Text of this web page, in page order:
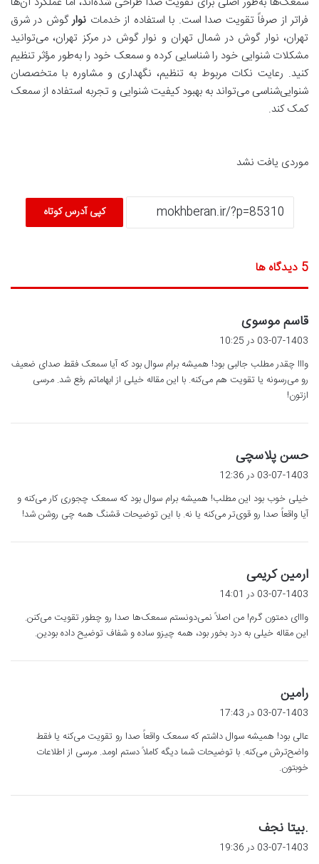
فراتر از صرفاً تقویت صدا است. با استفاده از خدمات نوارگوش در شرق
تهران، نوار گوش در شمال تهران و نوار گوش در مرکز تهران، می‌توانید
مشکلات شنوایی خود را شناسایی کرده و سمعک خود را به‌طور مؤثر تنظیم
کنید. رعایت نکات مربوط به تنظیم، نگهداری و مشاوره با متخصصان
شنوایی‌شناسی می‌تواند به بهبود کیفیت شنوایی و تجربه استفاده از سمعک
کمک کند.
موردی یافت نشد
کپی آدرس کوتاه
‫5 دیدگاه ها
قاسم موسوی
ف
:
03-07-1403 در 10:25
وااا چقدر مطلب جالبی بود! همیشه برام سوال بود که آیا سمعک فقط صدای ضعیف
رو می‌رسونه یا تقویت هم می‌کنه. با این مقاله خیلی از ابهاماتم رفع شد. مرسی
ازتون!
حسن پلاسچی
ف
:
03-07-1403 در 12:36
خیلی خوب بود این مطلب! همیشه برام سوال بود که سمعک چجوری کار می‌کنه و
آیا واقعاً صدا رو قوی‌تر می‌کنه یا نه. با این توضیحات قشنگ همه چی روشن شد!
ارمین کریمی
03-07-1403 در 14:01
وااای دمتون گرم! من اصلاً نمی‌دونستم سمعک‌ها صدا رو چطور تقویت می‌کنن.
این مقاله خیلی به درد بخور بود، همه چیزو ساده و شفاف توضیح داده بودین.
رامین
ف
:
03-07-1403 در 17:43
عالی بود! همیشه سوال داشتم که سمعک واقعاً صدا رو تقویت می‌کنه یا فقط
واضح‌ترش می‌کنه. با توضیحات شما دیگه کاملاً دستم اومد. مرسی از اطلاعات
خوبتون.
.بیتا نجف
ف03-07-1403 در 19:36